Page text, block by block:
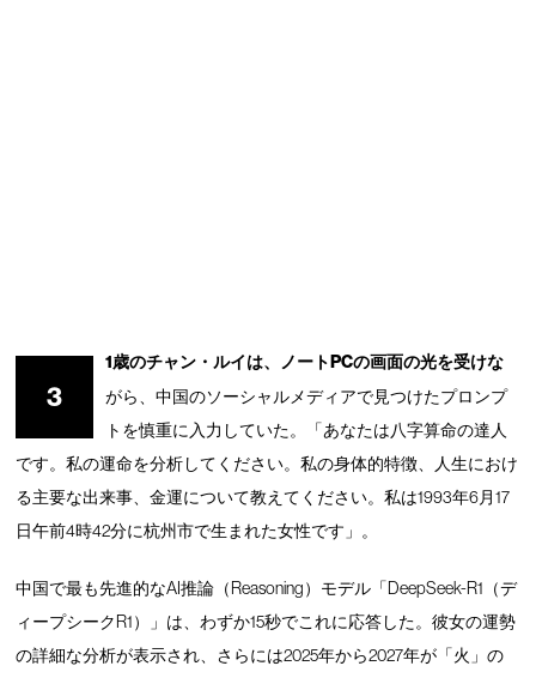
3
1歳のチャン・ルイは、ノートPCの画面の光を受けな
がら、中国のソーシャルメディアで見つけたプロンプ
トを慎重に入力していた。「あなたは八字算命の達人
です。私の運命を分析してください。私の身体的特徴、人生におけ
る主要な出来事、金運について教えてください。私は1993年6月17
日午前4時42分に杭州市で生まれた女性です」。
中国で最も先進的なAI推論（Reasoning）モデル「DeepSeek-R1（デ
ィープシークR1）」は、わずか15秒でこれに応答した。彼女の運勢
の詳細な分析が表示され、さらには2025年から2027年が「火」の